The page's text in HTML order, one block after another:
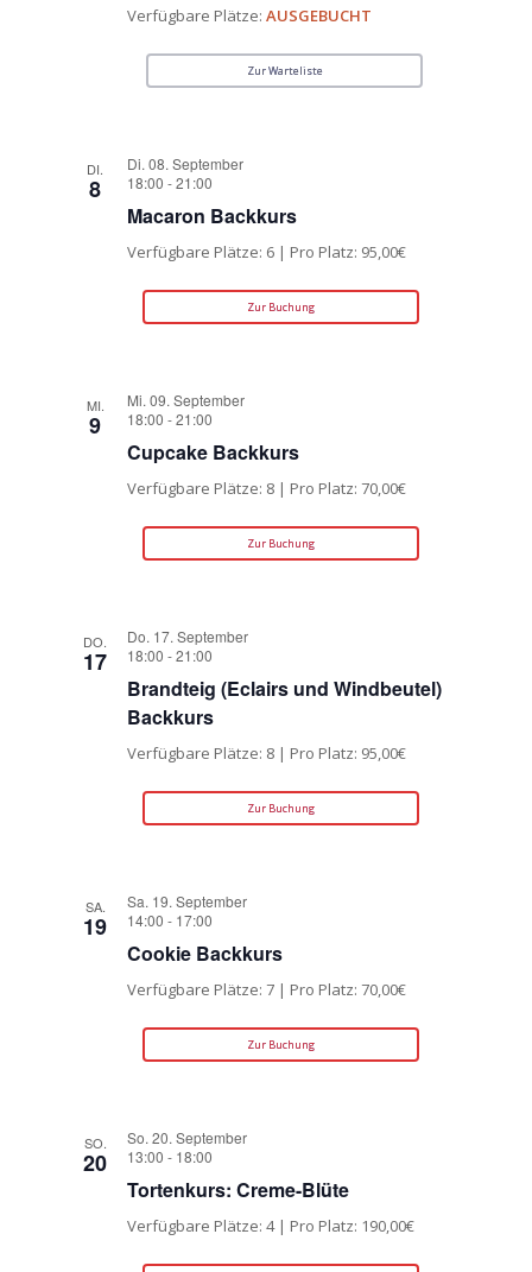
Verfügbare Plätze:AUSGEBUCHT
Zur Warteliste
DI.
8
Di. 08. September
18:00 -21:00
Macaron Backkurs
Verfügbare Plätze: 6 | Pro Platz: 95,00€
Zur Buchung
MI.
9
Mi. 09. September
18:00 -21:00
Cupcake Backkurs
Verfügbare Plätze: 8 | Pro Platz: 70,00€
Zur Buchung
DO.
17
Do. 17. September
18:00 -21:00
Brandteig (Eclairs und Windbeutel)
Backkurs
Verfügbare Plätze: 8 | Pro Platz: 95,00€
Zur Buchung
SA.
19
Sa. 19. September
14:00 - 17:00
Cookie Backkurs
Verfügbare Plätze: 7 | Pro Platz: 70,00€
Zur Buchung
SO.
20
So. 20. September
13:00 - 18:00
Tortenkurs: Creme-Blüte
Verfügbare Plätze: 4 | Pro Platz: 190,00€